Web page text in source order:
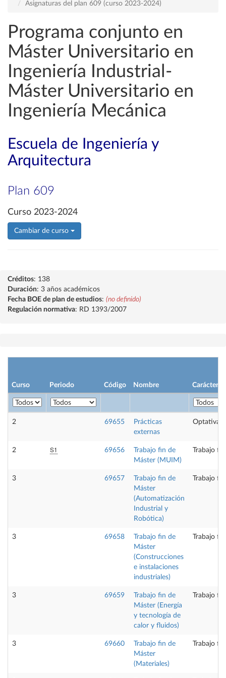
Asignaturas del plan 609 (curso 2023-2024)
Programa conjunto en
Máster Universitario en
Ingeniería Industrial-
Máster Universitario en
Ingeniería Mecánica
Escuela de Ingeniería y
Arquitectura
Plan 609
Curso 2023-2024
Cambiar de curso
Créditos: 138
Duración: 3 años académicos
Fecha BOE de plan de estudios: (no definido)
Regulación normativa: RD 1393/2007
Curso Periodo Código Nombre Carácter
2 69655
Prácticas
externas
Optativa
2 S1 69656
Trabajo fin de
Máster (MUIM)
Trabajo
3 69657
Trabajo fin de
Máster
(Automatización
Industrial y
Robótica)
Trabajo
3 69658
Trabajo fin de
Máster
(Construcciones
e instalaciones
industriales)
Trabajo
3 69659
Trabajo fin de
Máster (Energía
y tecnología de
calor y fluidos)
Trabajo
3 69660
Trabajo fin de
Máster
(Materiales)
Trabajo